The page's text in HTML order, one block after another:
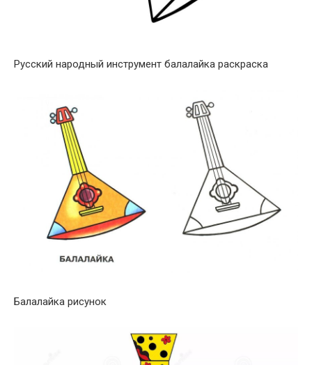
Русский народный инструмент балалайка раскраска
Балалайка рисунок